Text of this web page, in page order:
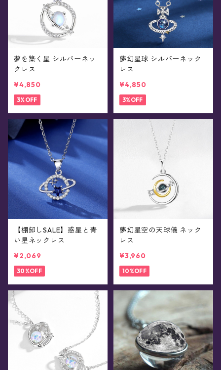
夢を築く星 シルバーネッ
クレス
¥4,850
3%OFF
夢幻星球 シルバーネック
レス
¥4,850
3%OFF
【棚卸しSALE】惑星と青
い星ネックレス
¥2,069
30%OFF
夢幻星空の天球儀 ネック
レス
¥3,960
10%OFF